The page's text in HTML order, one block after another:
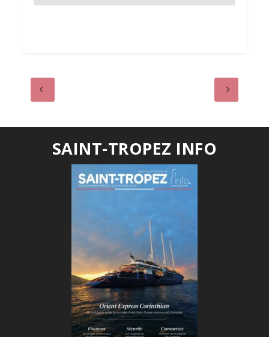
SAINT-TROPEZ INFO